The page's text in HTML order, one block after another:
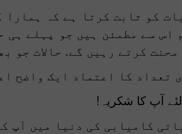
کو ثابت کرتا ہے کہ
اس سے مطمئن ہیں جو پہلے
کرتے رہیں گے. حالات جو
تعداد کا اعتماد ایک واضح
آپ کا شکریہ!
کامیابی کی دنیا میں آپ